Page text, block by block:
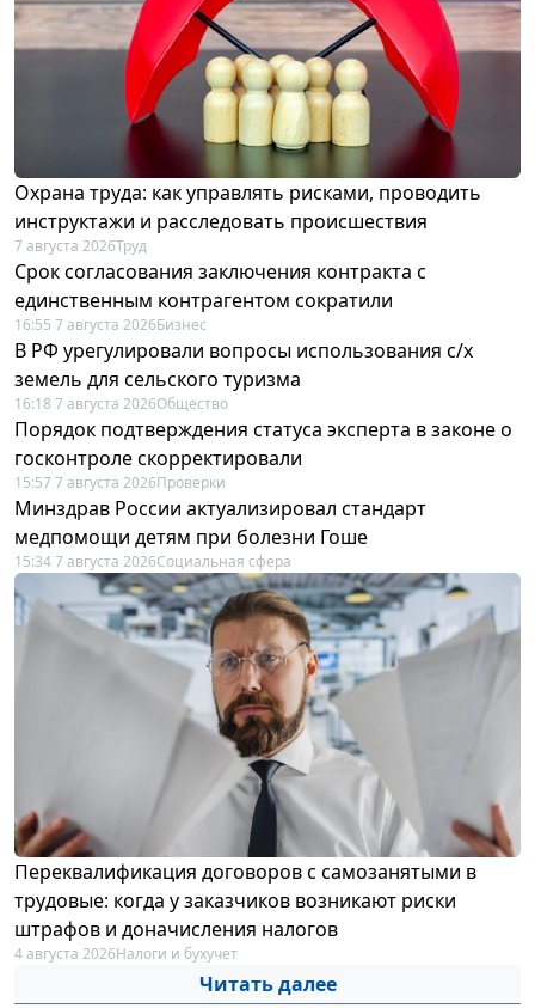
Охрана труда: как управлять рисками, проводить
инструктажи и расследовать происшествия
7 августа 2026Труд
Срок согласования заключения контракта с
единственным контрагентом сократили
16:55 7 августа 2026Бизнес
В РФ урегулировали вопросы использования с/х
земель для сельского туризма
16:18 7 августа 2026Общество
Порядок подтверждения статуса эксперта в законе о
госконтроле скорректировали
15:57 7 августа 2026Проверки
Минздрав России актуализировал стандарт
медпомощи детям при болезни Гоше
15:34 7 августа 2026Социальная сфера
Переквалификация договоров с самозанятыми в
трудовые: когда у заказчиков возникают риски
штрафов и доначисления налогов
4 августа 2026Налоги и бухучет
Читать далее